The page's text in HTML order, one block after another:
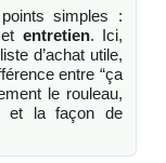
simples :
entretien. Ici,
d’achat utile,
entre “ça
le rouleau,
et la façon de